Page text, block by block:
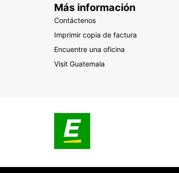
Más información
Contáctenos
Imprimir copia de factura
Encuentre una oficina
Visit Guatemala